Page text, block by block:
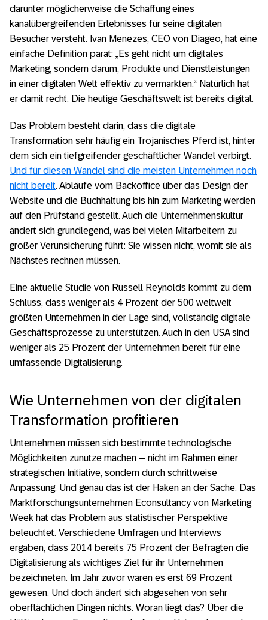
darunter möglicherweise die Schaffung eines
kanalübergreifenden Erlebnisses für seine digitalen
Besucher versteht. Ivan Menezes, CEO von Diageo, hat eine
einfache Definition parat: „Es geht nicht um digitales
Marketing, sondern darum, Produkte und Dienstleistungen
in einer digitalen Welt effektiv zu vermarkten.“ Natürlich hat
er damit recht. Die heutige Geschäftswelt ist bereits digital.
Das Problem besteht darin, dass die digitale
Transformation sehr häufig ein Trojanisches Pferd ist, hinter
dem sich ein tiefgreifender geschäftlicher Wandel verbirgt.
Und für diesen Wandel sind die meisten Unternehmen noch
nicht bereit. Abläufe vom Backoffice über das Design der
Website und die Buchhaltung bis hin zum Marketing werden
auf den Prüfstand gestellt. Auch die Unternehmenskultur
ändert sich grundlegend, was bei vielen Mitarbeitern zu
großer Verunsicherung führt: Sie wissen nicht, womit sie als
Nächstes rechnen müssen.
Eine aktuelle Studie von Russell Reynolds kommt zu dem
Schluss, dass weniger als 4 Prozent der 500 weltweit
größten Unternehmen in der Lage sind, vollständig digitale
Geschäftsprozesse zu unterstützen. Auch in den USA sind
weniger als 25 Prozent der Unternehmen bereit für eine
umfassende Digitalisierung.
Wie Unternehmen von der digitalen
Transformation profitieren
Unternehmen müssen sich bestimmte technologische
Möglichkeiten zunutze machen – nicht im Rahmen einer
strategischen Initiative, sondern durch schrittweise
Anpassung. Und genau das ist der Haken an der Sache. Das
Marktforschungsunternehmen Econsultancy von Marketing
Week hat das Problem aus statistischer Perspektive
beleuchtet. Verschiedene Umfragen und Interviews
ergaben, dass 2014 bereits 75 Prozent der Befragten die
Digitalisierung als wichtiges Ziel für ihr Unternehmen
bezeichneten. Im Jahr zuvor waren es erst 69 Prozent
gewesen. Und doch ändert sich abgesehen von sehr
oberflächlichen Dingen nichts. Woran liegt das? Über die